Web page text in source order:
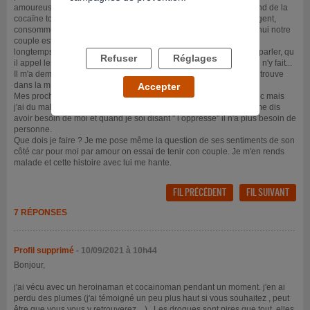
amoureuse de lui de mon côté, il a complètement replongé. Il prend de la
cocaïne tout les jours, à perdu son emploi, n à aucune rentré d argent,
consomme quasiment seul et regarde des sites libertins. Aujourd'hui notre
couple est sur le point de se terminer car de mon côté ça fait trop
longtemps que ça dure. J'ai essayé à plusieurs reprises de lui en parler, qu
il appel les centres, je lui ai dis que je serais à ses côtés mais rien n'y fait...
Il m'a demandé récemment de l argent pour en acheter car il se retrouve
dans la m... Financière.
Mes proches me disent de le laisser car seul lui peut avoir le déclic mais
j'ai du mal à m y faire et ouvrir les yeux. Il est contradictoire car il me dis
avoir besoin de moi et quand je soi disant " l oppresse" il n'a plus besoin de
personne.
Que dois je faire ? Je me pose même la question de ses sentiments de son
côté car pour moi par amour on essai de tenir con couple. Je m'en rends
malade et cette histoire avec lui me hante.
FIL PRÉCÉDENT FIL SUIVANT
7 RÉPONSES
Profil supprimé - 10/09/2021 à 10h44
Bonjour,
j'ai vécu avec un heroinaman et cocainoman pendant un moment. j'en ai
perdu des plumes (j'ai témoigné un peu plus haut si vous souhaitez , peut
Refuser Réglages
Accepter